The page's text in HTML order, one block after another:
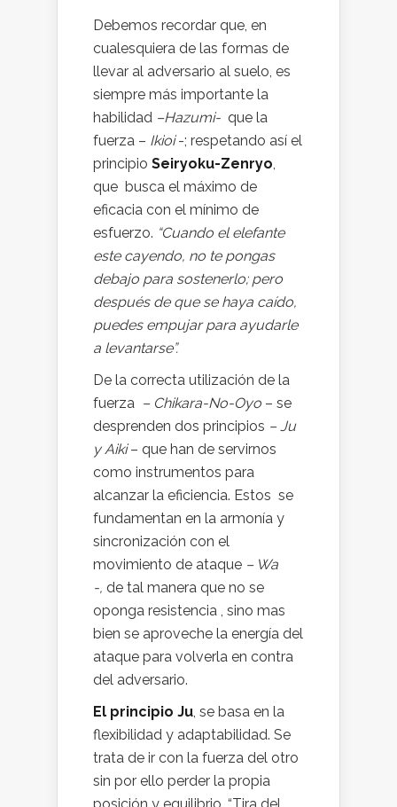
Debemos recordar que, en
cualesquiera de las formas de
llevar al adversario al suelo, es
siempre más importante la
habilidad –Hazumi- que la
fuerza – Ikioi-; respetando así el
principio Seiryoku-Zenryo,
que busca el máximo de
eficacia con el mínimo de
esfuerzo. “Cuando el elefante
este cayendo, no te pongas
debajo para sostenerlo; pero
después de que se haya caído,
puedes empujar para ayudarle
a levantarse”.
De la correcta utilización de la
fuerza – Chikara-No-Oyo – se
desprenden dos principios – Ju
y Aiki– que han de servirnos
como instrumentos para
alcanzar la eficiencia. Estos se
fundamentan en la armonía y
sincronización con el
movimiento de ataque – Wa
-, de tal manera que no se
oponga resistencia , sino mas
bien se aproveche la energía del
ataque para volverla en contra
del adversario.
El principio Ju, se basa en la
flexibilidad y adaptabilidad. Se
trata de ir con la fuerza del otro
sin por ello perder la propia